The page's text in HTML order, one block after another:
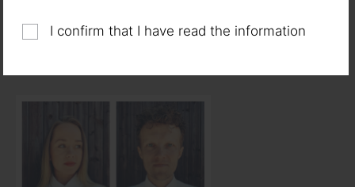
I confirm that I have read the information